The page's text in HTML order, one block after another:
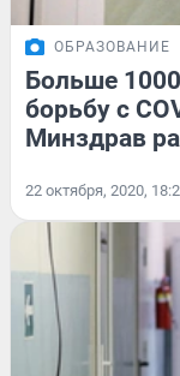
ОБРАЗОВАНИЕ
Больше
борьбу с
Минздрав
22 октября, 2020,